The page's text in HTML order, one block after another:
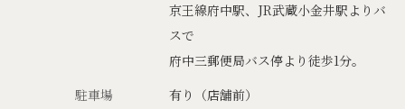
京王線府中駅、JR武蔵小金井駅よりバ
スで
府中三郵便局バス停より徒歩1分。
駐車場
有り（店舗前）